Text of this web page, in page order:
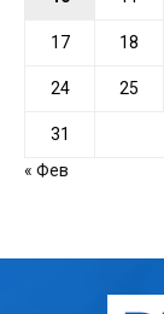
17 18
24 25
31
« Фев